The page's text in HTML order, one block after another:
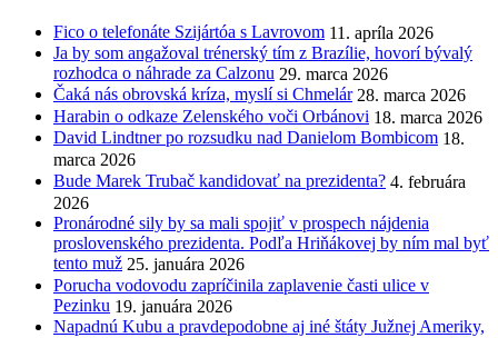
Fico o telefonáte Szijártóa s Lavrovom 11. apríla 2026
Ja by som angažoval trénerský tím z Brazílie, hovorí bývalý
rozhodca o náhrade za Calzonu 29. marca 2026
Čaká nás obrovská kríza, myslí si Chmelár 28. marca 2026
Harabin o odkaze Zelenského voči Orbánovi 18. marca 2026
David Lindtner po rozsudku nad Danielom Bombicom 18.
marca 2026
Bude Marek Trubač kandidovať na prezidenta? 4. februára
2026
Pronárodné sily by sa mali spojiť v prospech nájdenia
proslovenského prezidenta. Podľa Hriňákovej by ním mal byť
tento muž 25. januára 2026
Porucha vodovodu zapríčinila zaplavenie časti ulice v
Pezinku 19. januára 2026
Napadnú Kubu a pravdepodobne aj iné štáty Južnej Ameriky,